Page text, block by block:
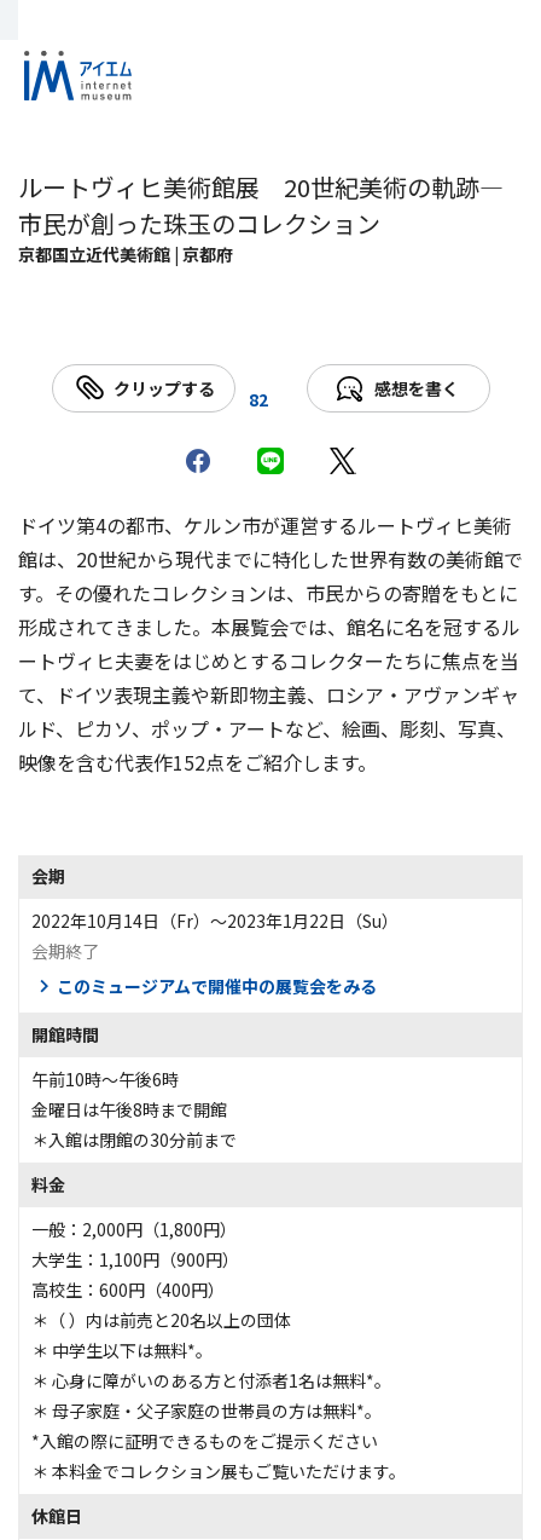
ルートヴィヒ美術館展 20世紀美術の軌跡―
市民が創った珠玉のコレクション
京都国立近代美術館 | 京都府
クリップする 82 感想を書く
ドイツ第4の都市、ケルン市が運営するルートヴィヒ美術
館は、20世紀から現代までに特化した世界有数の美術館で
す。その優れたコレクションは、市民からの寄贈をもとに
形成されてきました。本展覧会では、館名に名を冠するル
ートヴィヒ夫妻をはじめとするコレクターたちに焦点を当
て、ドイツ表現主義や新即物主義、ロシア・アヴァンギャ
ルド、ピカソ、ポップ・アートなど、絵画、彫刻、写真、
映像を含む代表作152点をご紹介します。
会期
2022年10月14日（Fr）〜2023年1月22日（Su）
会期終了
このミュージアムで開催中の展覧会をみる
開館時間
午前10時～午後6時
金曜日は午後8時まで開館
＊入館は閉館の30分前まで
料金
一般：2,000円（1,800円）
大学生：1,100円（900円）
高校生：600円（400円）
＊（ ）内は前売と20名以上の団体
＊ 中学生以下は無料*。
＊ 心身に障がいのある方と付添者1名は無料*。
＊ 母子家庭・父子家庭の世帯員の方は無料*。
*入館の際に証明できるものをご提示ください
＊ 本料金でコレクション展もご覧いただけます。
休館日